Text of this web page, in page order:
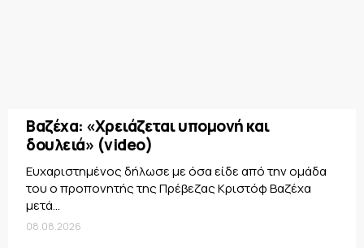
Βαζέχα: «Χρειάζεται υπομονή και
δουλειά» (video)
Ευχαριστημένος δήλωσε με όσα είδε από την ομάδα
του ο προπονητής της Πρέβεζας Κριστόφ Βαζέχα
μετά...
08.08.2026